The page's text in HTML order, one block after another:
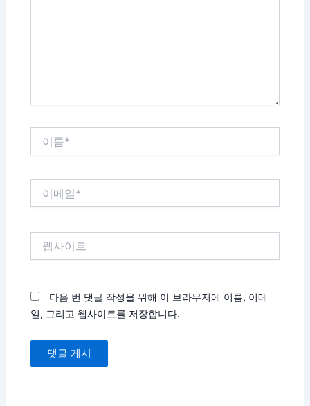
다음 번 댓글 작성을 위해 이 브라우저에 이름, 이메
일, 그리고 웹사이트를 저장합니다.